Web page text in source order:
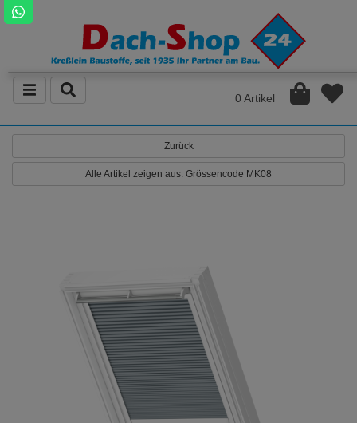
0 Artikel
Zurück
Alle Artikel zeigen aus: Grössencode MK08